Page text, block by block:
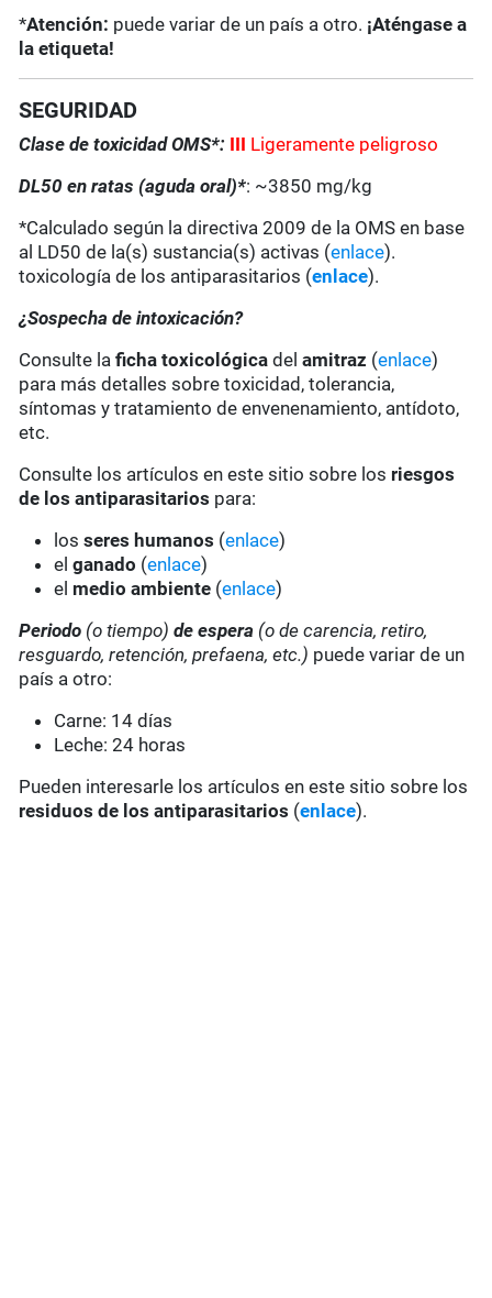
*Atención: puede variar de un país a otro. ¡Aténgase a
la etiqueta!
SEGURIDAD
Clase de toxicidad OMS*: III Ligeramente peligroso
DL50 en ratas (aguda oral)*: ~3850 mg/kg
*Calculado según la directiva 2009 de la OMS en base
al LD50 de la(s) sustancia(s) activas (enlace).
toxicología de los antiparasitarios (enlace).
¿Sospecha de intoxicación?
Consulte laficha toxicológicadelamitraz (enlace)
para más detalles sobre toxicidad, tolerancia,
síntomas y tratamiento de envenenamiento, antídoto,
etc.
Consulte los artículos en este sitio sobre los riesgos
de los antiparasitarios para:
losseres humanos (enlace)
elganado (enlace)
el medio ambiente (enlace)
Periodo (o tiempo) de espera (o de carencia, retiro,
resguardo, retención, prefaena, etc.) puede variar de un
país a otro:
Carne: 14 días
Leche: 24 horas
Pueden interesarle los artículos en este sitio sobre los
residuos de los antiparasitarios (enlace).